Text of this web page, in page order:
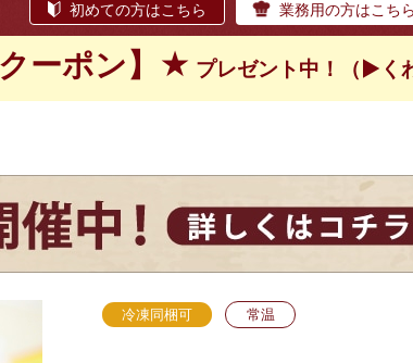
初めての方はこちら 業務用の方はこちら
ーポン】★ プレゼント中！（▶く
冷凍同梱可 常温